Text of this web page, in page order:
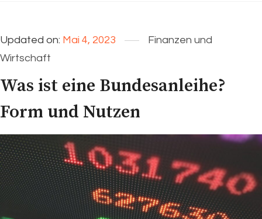
Updated on: Mai 4, 2023
Finanzen und
Wirtschaft
Was ist eine Bundesanleihe?
Form und Nutzen